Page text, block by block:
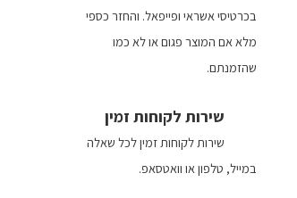
בכרטיסי אשראי ופייפאל. והחזר כספי
מלא אם המוצר פגום או לא כמו
שהזמנתם.
שירות לקוחות זמין
שירות לקוחות זמין לכל שאלה
במייל, טלפון או וואטסאפ.